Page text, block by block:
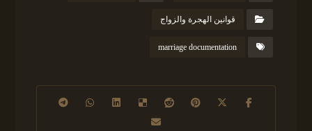
قوانين الهجرة والزواج
marriage documentation